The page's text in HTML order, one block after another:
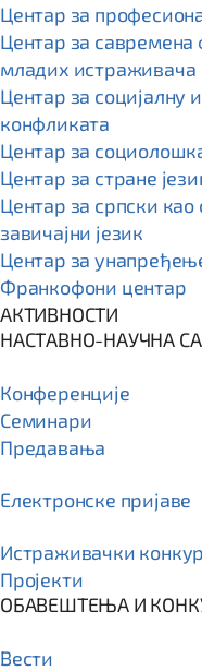
Центар за
Центар за
младих истраживача
Центар за социјалну
конфликата
Центар за
Центар за стране
Центар за српски
завичајни језик
Центар за
Франкофони центар
АКТИВНОСТИ
НАСТАВНО-НАУЧНА
Конференције
Семинари
Предавања
Електронске пријаве
Истраживачки
Пројекти
ОБАВЕШТЕЊА И
Вести